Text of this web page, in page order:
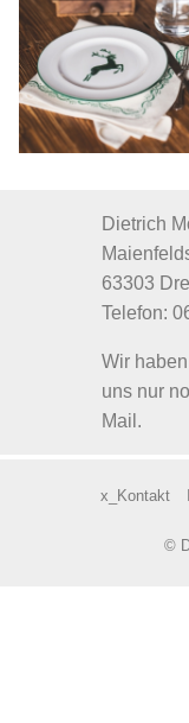
Dietrich
63303
Telefon:
Wir
uns nur
Mail.
x_Kontakt
©